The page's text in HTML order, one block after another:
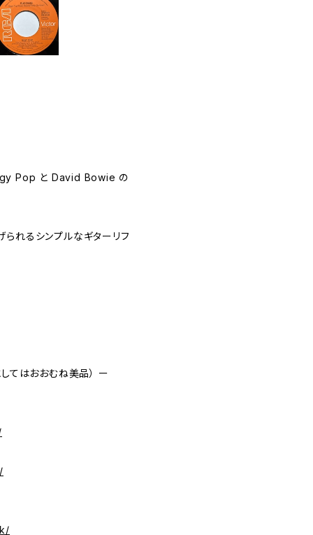
Pop と David Bowie の
られるシンプルなギターリフ
てはおおむね美品） ー